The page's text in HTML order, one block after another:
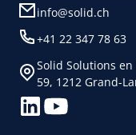
info@solid.ch
+41 22 347 78 63
Solid Solutions
59, 1212 Grand-